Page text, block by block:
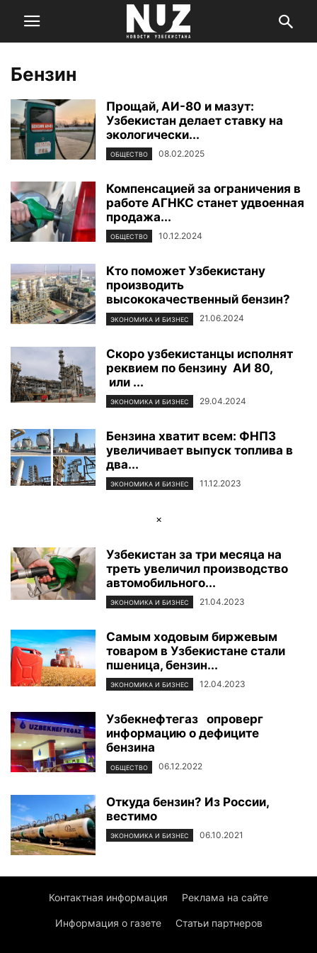
Бензин
Прощай, АИ-80 и мазут:
Узбекистан делает ставку на
экологически...
ОБЩЕСТВО 08.02.2025
Компенсацией за ограничения в
работе АГНКС станет удвоенная
продажа...
ОБЩЕСТВО 10.12.2024
Кто поможет Узбекистану
производить
высококачественный бензин?
ЭКОНОМИКА И БИЗНЕС 21.06.2024
Скоро узбекистанцы исполнят
реквием по бензину АИ 80,
или ...
ЭКОНОМИКА И БИЗНЕС 29.04.2024
Бензина хватит всем: ФНПЗ
увеличивает выпуск топлива в
два...
ЭКОНОМИКА И БИЗНЕС 11.12.2023
×
Узбекистан за три месяца на
треть увеличил производство
автомобильного...
ЭКОНОМИКА И БИЗНЕС 21.04.2023
Самым ходовым биржевым
товаром в Узбекистане стали
пшеница, бензин...
ЭКОНОМИКА И БИЗНЕС 12.04.2023
Узбекнефтегаз опроверг
информацию о дефиците
бензина
ОБЩЕСТВО 06.12.2022
Откуда бензин? Из России,
вестимо
ЭКОНОМИКА И БИЗНЕС 06.10.2021
Контактная информация Реклама на сайте
Информация о газете Статьи партнеров